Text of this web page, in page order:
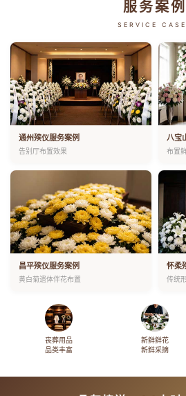
服务案例
SERVICE
通州殡仪服务案例
告别厅布置效果
八宝
布置
昌平殡仪服务案例
黄白菊遗体伴花布置
怀柔
传统
丧葬用品
品类丰富
新鲜鲜花
新鲜采摘